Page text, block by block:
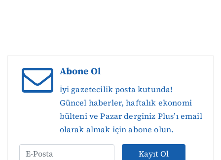
Abone Ol
İyi gazetecilik posta kutunda!
Güncel haberler, haftalık ekonomi
bülteni ve Pazar derginiz Plus’ı email
olarak almak için abone olun.
Kayıt Ol